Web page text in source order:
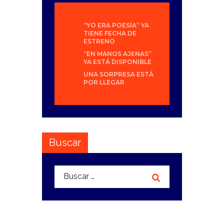
“YO ERA POESÍA” YA
TIENE FECHA DE
ESTRENO
“EN MANOS AJENAS”
YA ESTÁ DISPONIBLE
UNA SORPRESA ESTÁ
POR LLEGAR
Buscar
Buscar: